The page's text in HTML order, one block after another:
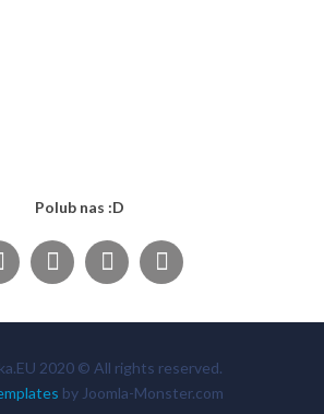
Polub nas :D
2020 © All rights reserved.
by Joomla-Monster.com